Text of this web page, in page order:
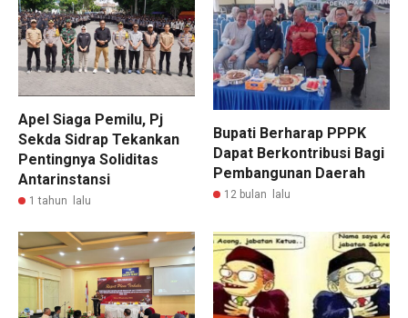
Apel Siaga Pemilu, Pj
Sekda Sidrap Tekankan
Pentingnya Soliditas
Antarinstansi
1 tahun lalu
Bupati Berharap PPPK
Dapat Berkontribusi Bagi
Pembangunan Daerah
12 bulan lalu